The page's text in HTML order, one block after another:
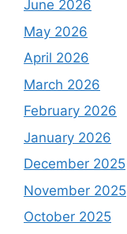
June 2026
May 2026
April 2026
March 2026
February 2026
January 2026
December 2025
November 2025
October 2025